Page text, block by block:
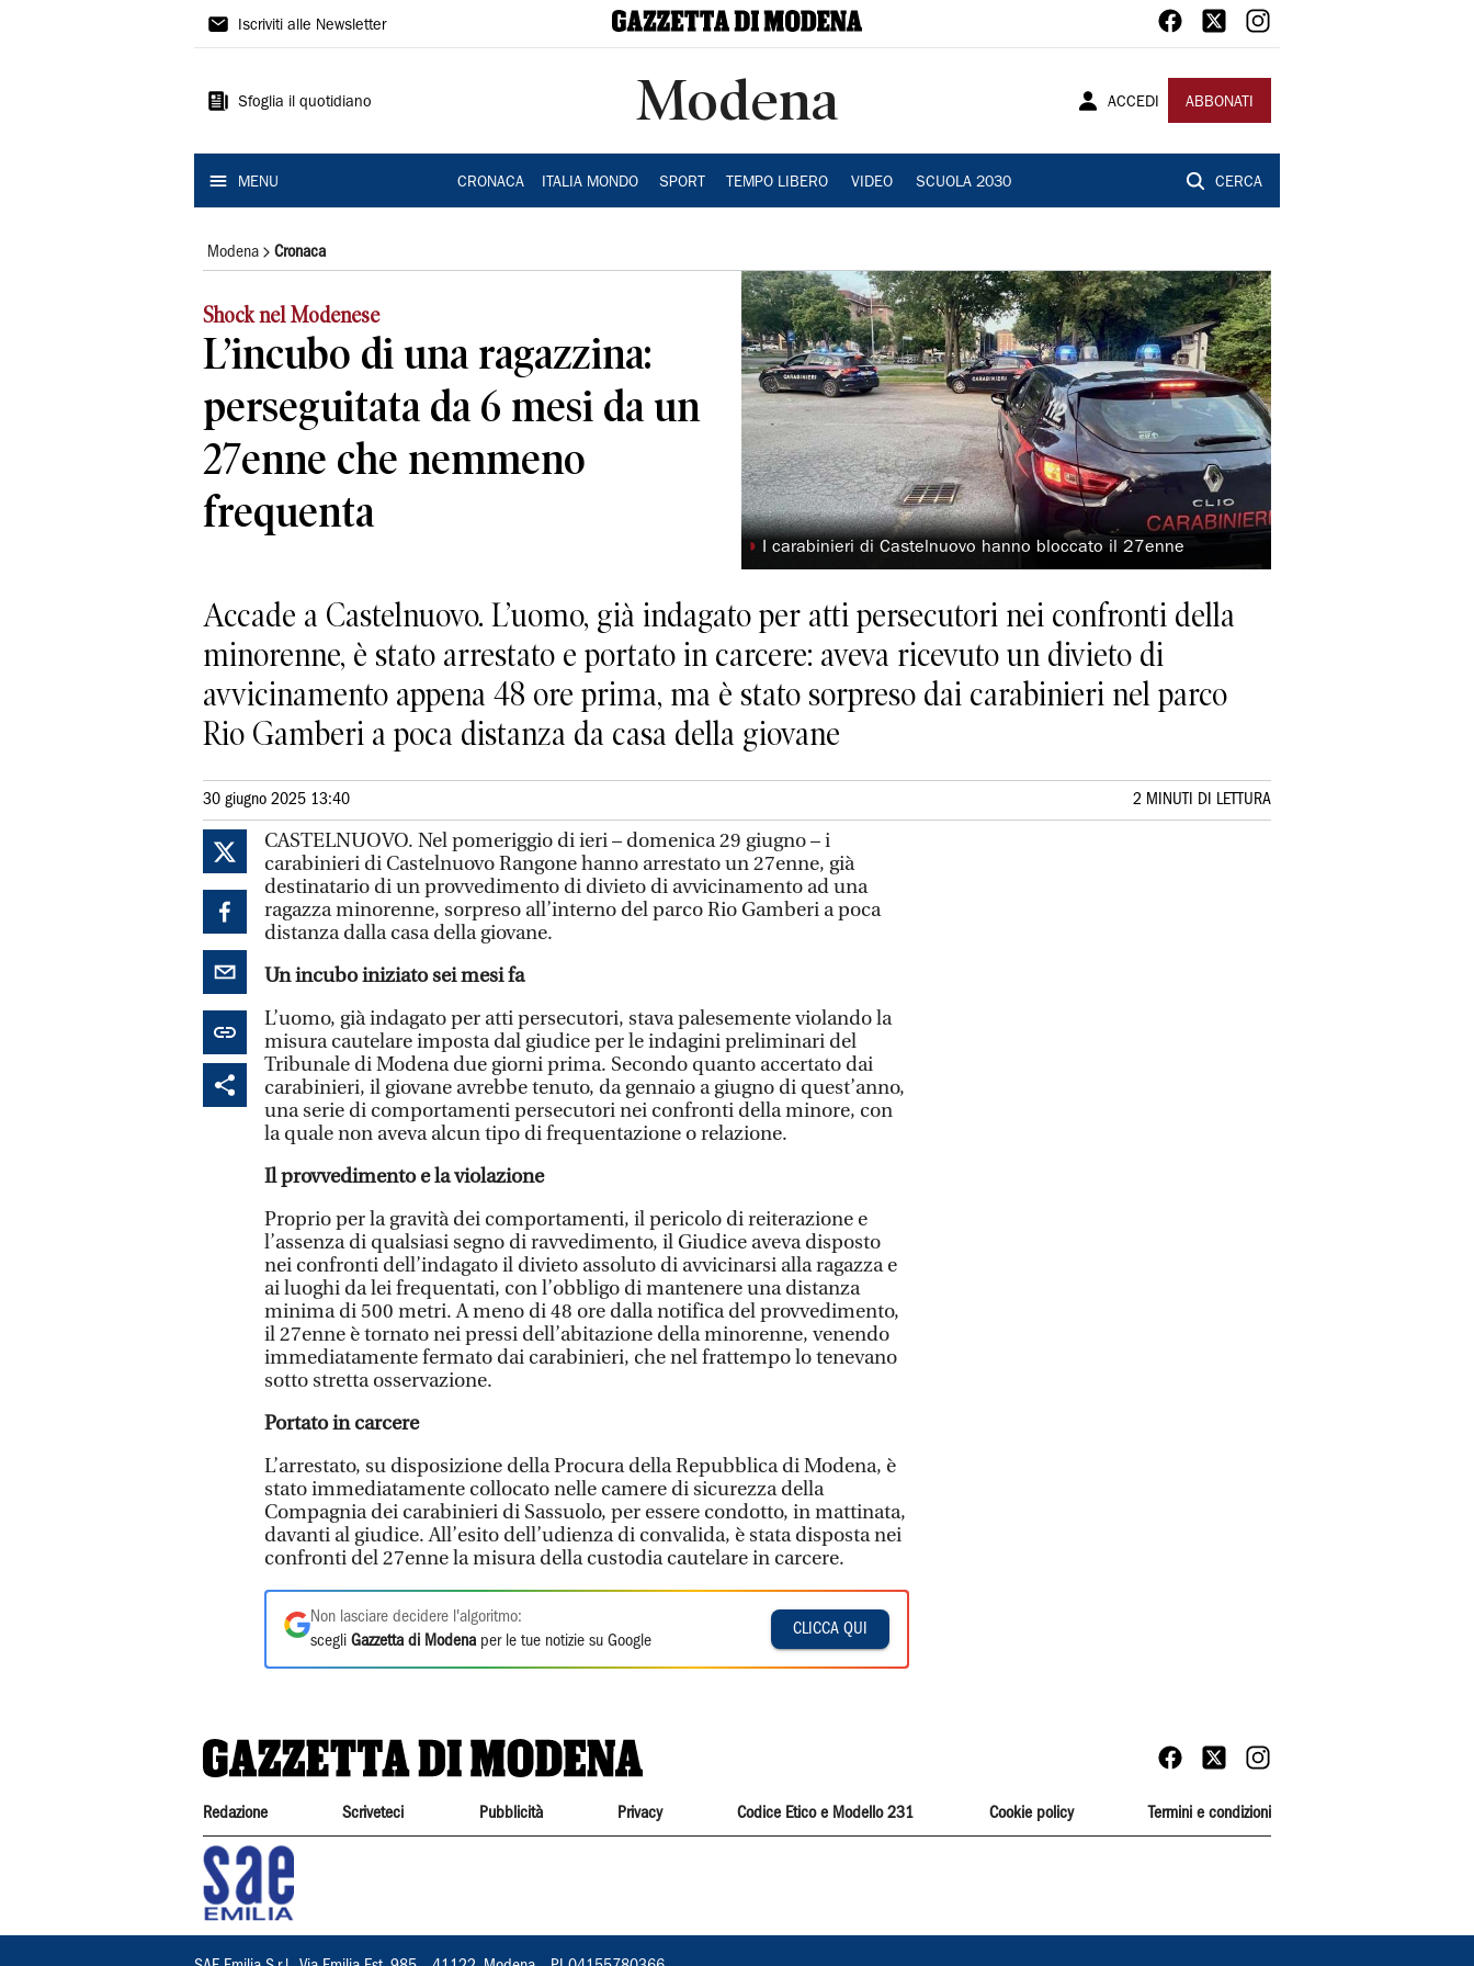
Gazzetta
Modena
Iscriviti alle Newsletter
Sfoglia il quotidiano Modena ACCEDI ABBONATI
MENU CRONACA ITALIA MONDO SPORT TEMPO LIBERO VIDEO SCUOLA 2030 CERCA
Modena Cronaca
Shock nel Modenese
L’incubo di una ragazzina:
perseguitata da 6 mesi da un
27enne che nemmeno
frequenta
◗ I carabinieri di Castelnuovo hanno bloccato il 27enne
Accade a Castelnuovo. L’uomo, già indagato per atti persecutori nei confronti della
minorenne, è stato arrestato e portato in carcere: aveva ricevuto un divieto di
avvicinamento appena 48 ore prima, ma è stato sorpreso dai carabinieri nel parco
Rio Gamberi a poca distanza da casa della giovane
30 giugno 2025 13:40 2 MINUTI DI LETTURA
CASTELNUOVO. Nel pomeriggio di ieri – domenica 29 giugno – i
carabinieri di Castelnuovo Rangone hanno arrestato un 27enne, già
destinatario di un provvedimento di divieto di avvicinamento ad una
ragazza minorenne, sorpreso all’interno del parco Rio Gamberi a poca
distanza dalla casa della giovane.
Un incubo iniziato sei mesi fa
L’uomo, già indagato per atti persecutori, stava palesemente violando la
misura cautelare imposta dal giudice per le indagini preliminari del
Tribunale di Modena due giorni prima. Secondo quanto accertato dai
carabinieri, il giovane avrebbe tenuto, da gennaio a giugno di quest’anno,
una serie di comportamenti persecutori nei confronti della minore, con
la quale non aveva alcun tipo di frequentazione o relazione.
Il provvedimento e la violazione
Proprio per la gravità dei comportamenti, il pericolo di reiterazione e
l’assenza di qualsiasi segno di ravvedimento, il Giudice aveva disposto
nei confronti dell’indagato il divieto assoluto di avvicinarsi alla ragazza e
ai luoghi da lei frequentati, con l’obbligo di mantenere una distanza
minima di 500 metri. A meno di 48 ore dalla notifica del provvedimento,
il 27enne è tornato nei pressi dell’abitazione della minorenne, venendo
immediatamente fermato dai carabinieri, che nel frattempo lo tenevano
sotto stretta osservazione.
Portato in carcere
L’arrestato, su disposizione della Procura della Repubblica di Modena, è
stato immediatamente collocato nelle camere di sicurezza della
Compagnia dei carabinieri di Sassuolo, per essere condotto, in mattinata,
davanti al giudice. All’esito dell’udienza di convalida, è stata disposta nei
confronti del 27enne la misura della custodia cautelare in carcere.
Non lasciare decidere l'algoritmo:
scegli Gazzetta di Modena per le tue notizie su Google
CLICCA QUI
Redazione Scriveteci Pubblicità Privacy Codice Etico e Modello 231 Cookie policy Termini e condizioni